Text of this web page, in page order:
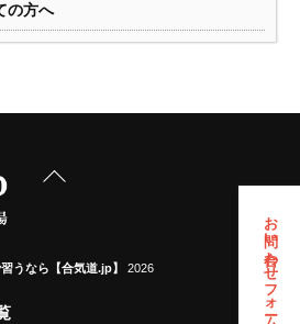
お問い合わせフォーム
の方へ
Back
うなら【合気道.jp】 2026